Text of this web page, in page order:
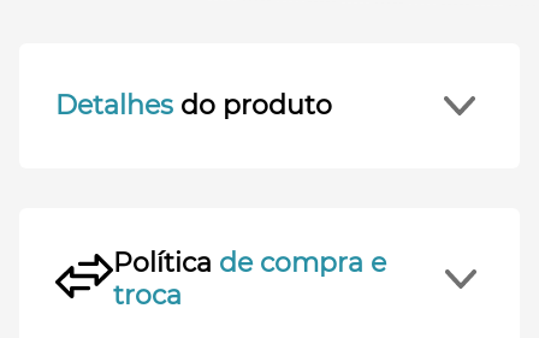
Detalhes do produto
Política de compra e
troca